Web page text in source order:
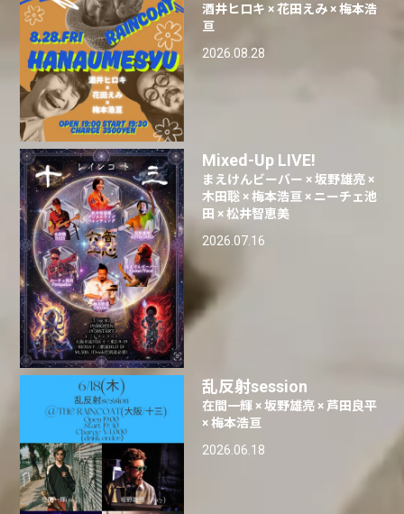
酒井ヒロキ × 花田えみ × 梅本浩
亘
2026.08.28
Mixed-Up LIVE!
まえけんビーバー × 坂野雄亮 ×
木田聡 × 梅本浩亘 × ニーチェ池
田 × 松井智恵美
2026.07.16
乱反射session
在間一輝 × 坂野雄亮 × 芦田良平
× 梅本浩亘
2026.06.18